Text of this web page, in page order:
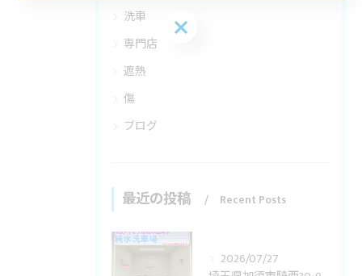
洗車
専門店
遮熱
傷
ブログ
最近の投稿 Recent Posts
2026/07/27
お問い合わせはこちら